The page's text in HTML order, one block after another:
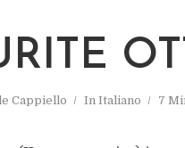
Cappiello In Italiano 7